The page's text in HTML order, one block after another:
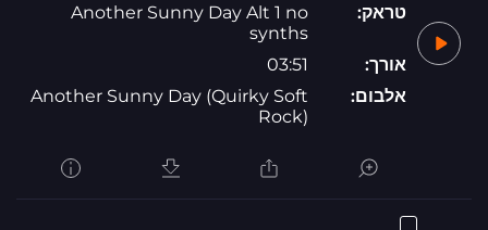
טראק:
Another Sunny Day Alt 1 no
synths
אורך:
03:51
אלבום:
Another Sunny Day (Quirky Soft
Rock)